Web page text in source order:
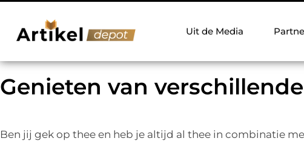
Uit de Media
Genieten van
Ben jij gek op thee en heb je altijd al thee in combinatie